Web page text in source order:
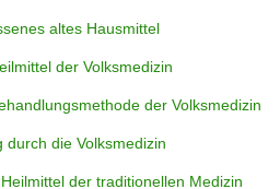
altes Hausmittel
der Volksmedizin
der Volksmedizin
durch die Volksmedizin
der traditionellen Medizin